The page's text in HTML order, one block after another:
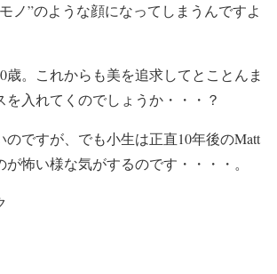
ノ”のような顔になってしまうんですよ
歳。これからも美を追求してとことんま
を入れてくのでしょうか・・・？
のですが、でも小生は正直10年後のMatt
が怖い様な気がするのです・・・・。